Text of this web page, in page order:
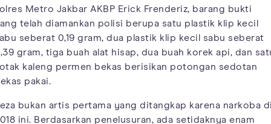
Metro Jakbar AKBP Erick Frenderiz, barang bukti
telah diamankan polisi berupa satu plastik klip kecil
seberat 0,19 gram, dua plastik klip kecil sabu seberat
gram, tiga buah alat hisap, dua buah korek api, dan
kaleng permen bekas berisikan potongan sedotan
pakai.
bukan artis pertama yang ditangkap karena narkoba
ini. Berdasarkan penelusuran, ada setidaknya enam